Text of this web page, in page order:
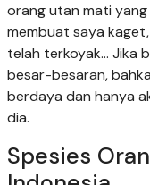
orang utan mati yang
membuat saya
telah terkoyak... Jika
besar-besaran,
berdaya dan hanya
dia.
Spesies